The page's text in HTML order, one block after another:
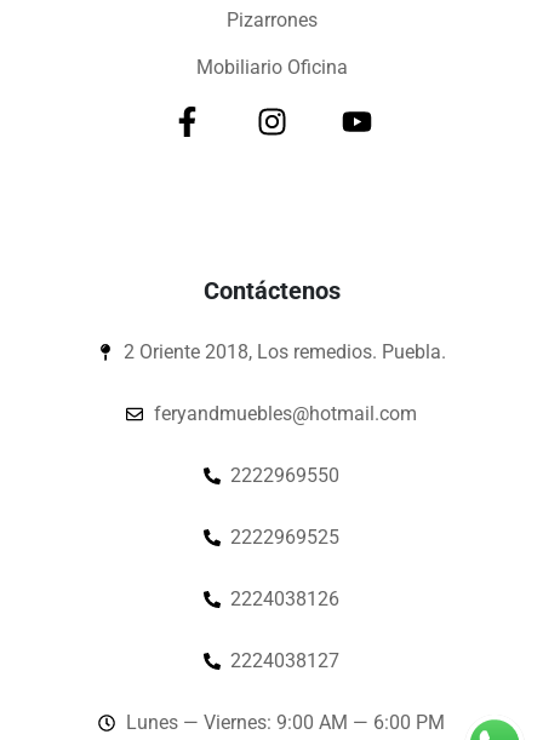
Pizarrones
Mobiliario Oficina
Contáctenos
2 Oriente 2018, Los remedios. Puebla.
feryandmuebles@hotmail.com
2222969550
2222969525
2224038126
2224038127
Lunes — Viernes: 9:00 AM — 6:00 PM